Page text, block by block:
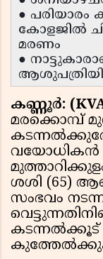
●
കോളജിൽ
മരണം
●
കണ്ണൂർ:
മരക്കൊമ്പ്
വയോധികൻ
ശശി (65)
സംഭവം